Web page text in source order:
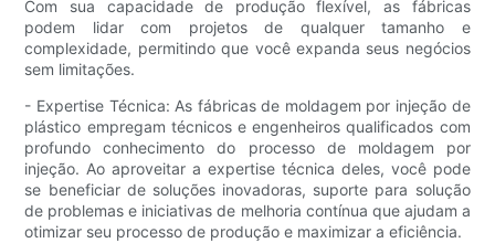
Com sua capacidade de produção flexível, as fábricas
podem lidar com projetos de qualquer tamanho e
complexidade, permitindo que você expanda seus negócios
sem limitações.
- Expertise Técnica: As fábricas de moldagem por injeção de
plástico empregam técnicos e engenheiros qualificados com
profundo conhecimento do processo de moldagem por
injeção. Ao aproveitar a expertise técnica deles, você pode
se beneficiar de soluções inovadoras, suporte para solução
de problemas e iniciativas de melhoria contínua que ajudam a
otimizar seu processo de produção e maximizar a eficiência.